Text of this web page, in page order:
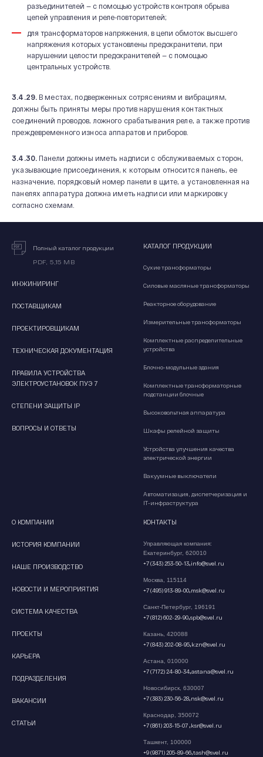
разъединителей — с помощью устройств контроля обрыва
цепей управления и реле-повторителей;
для трансформаторов напряжения, в цепи обмоток высшего
напряжения которых установлены предохранители, при
нарушении целости предохранителей — с помощью
центральных устройств.
3.4.29. В местах, подверженных сотрясениям и вибрациям,
должны быть приняты меры против нарушения контактных
соединений проводов, ложного срабатывания реле, а также против
преждевременного износа аппаратов и приборов.
3.4.30. Панели должны иметь надписи с обслуживаемых сторон,
указывающие присоединения, к которым относится панель, ее
назначение, порядковый номер панели в щите, а установленная на
панелях аппаратура должна иметь надписи или маркировку
согласно схемам.
Полный каталог продукции
PDF, 5,15 MB
ИНЖИНИРИНГ
ПОСТАВЩИКАМ
ПРОЕКТИРОВЩИКАМ
ТЕХНИЧЕСКАЯ ДОКУМЕНТАЦИЯ
ПРАВИЛА УСТРОЙСТВА
ЭЛЕКТРОУСТАНОВОК ПУЭ 7
СТЕПЕНИ ЗАЩИТЫ IP
ВОПРОСЫ И ОТВЕТЫ
КАТАЛОГ ПРОДУКЦИИ
Сухие трансформаторы
Силовые масляные трансформаторы
Реакторное оборудование
Измерительные трансформаторы
Комплектные распределительные
устройства
Блочно-модульные здания
Комплектные трансформаторные
подстанции блочные
Высоковольтная аппаратура
Шкафы релейной защиты
Устройства улучшения качества
электрической энергии
Вакуумные выключатели
Автоматизация, диспетчеризация и
IT-инфраструктура
О КОМПАНИИ
ИСТОРИЯ КОМПАНИИ
НАШЕ ПРОИЗВОДСТВО
НОВОСТИ И МЕРОПРИЯТИЯ
СИСТЕМА КАЧЕСТВА
ПРОЕКТЫ
КАРЬЕРА
ПОДРАЗДЕЛЕНИЯ
ВАКАНСИИ
СТАТЬИ
КОНТАКТЫ
Управляющая компания:
Екатеринбург, 620010
+7 (343) 253-50-13,info@svel.ru
Москва, 115114
+7 (495) 913-89-00,msk@svel.ru
Санкт-Петербург, 196191
+7 (812) 602-29-90,spb@svel.ru
Казань, 420088
+7 (843) 202-08-95,kzn@svel.ru
Астана, 010000
+7 (7172) 24-80-34,astana@svel.ru
Новосибирск, 630007
+7 (383) 230-56-28,nsk@svel.ru
Краснодар, 350072
+7 (861) 203-15-07,ksr@svel.ru
Ташкент, 100000
+9 (9871) 205-89-66,tash@svel.ru